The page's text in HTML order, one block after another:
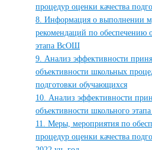
процедур оценки качества
8. Информация о выполнении
рекомендаций по обеспечению
этапа ВсОШ
9. Анализ эффективности
объективности школьных
подготовки обучающихся
10. Анализ эффективности
объективности школьного
11. Меры, мероприятия по
процедур оценки качества